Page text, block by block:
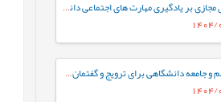
بررسی تأثیر فضای مجازی بر یادگیری مهارت های اجتماعی دانش آموزان از دیدگاه معلمان (مطالعه موردی: شهرستان هامون)
رسالت‌های نهاد علم و جامعه دانشگاهی برای ترویج و گفتمان‌سازی الگوی پیشرفت